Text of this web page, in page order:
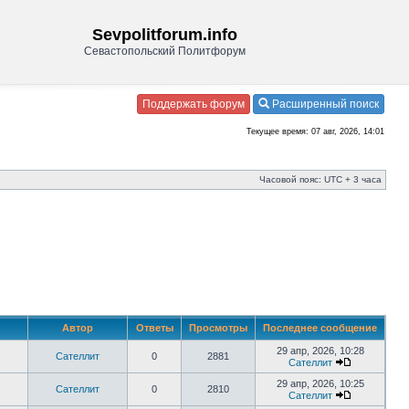
Sevpolitforum.info
Севастопольский Политфорум
Поддержать форум Расширенный поиск
Текущее время: 07 авг, 2026, 14:01
Часовой пояс: UTC + 3 часа
Автор Ответы Просмотры Последнее сообщение
Сателлит 0 2881
29 апр, 2026, 10:28
Сателлит
Сателлит 0 2810
29 апр, 2026, 10:25
Сателлит